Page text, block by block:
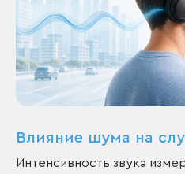
Влияние шума на
Интенсивность звука